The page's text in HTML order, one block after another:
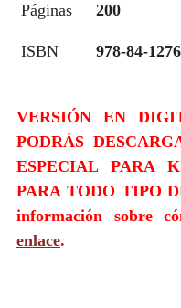
Páginas 200
ISBN 978-84-
VERSIÓN EN
PODRÁS
ESPECIAL PARA
PARA TODO TIPO
información sobre
enlace.